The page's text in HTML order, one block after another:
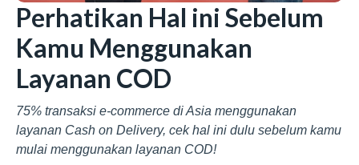
Perhatikan Hal ini Sebelum
Kamu Menggunakan
Layanan COD
75% transaksi e-commerce di Asia menggunakan
layanan Cash on Delivery, cek hal ini dulu sebelum kamu
mulai menggunakan layanan COD!